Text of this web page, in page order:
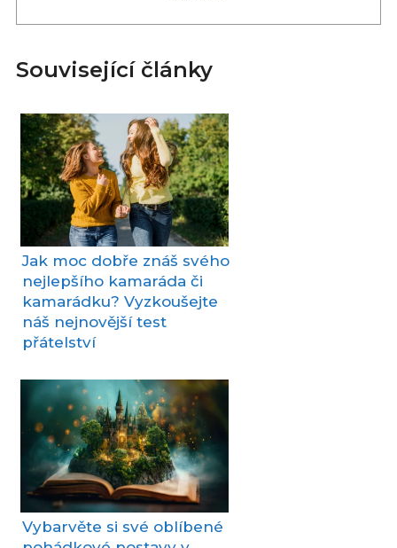
Související články
Jak moc dobře znáš svého
nejlepšího kamaráda či
kamarádku? Vyzkoušejte
náš nejnovější test
přátelství
Vybarvěte si své oblíbené